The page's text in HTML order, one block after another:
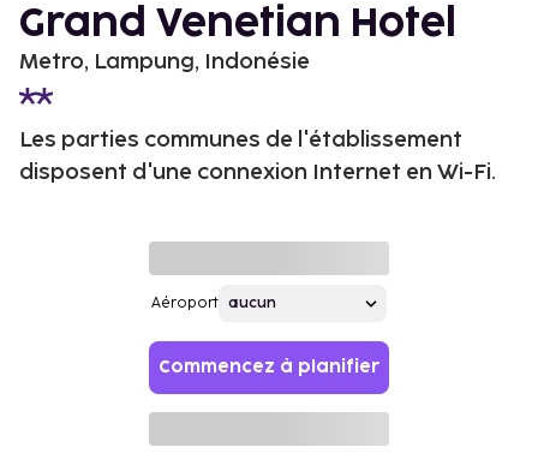
Grand Venetian Hotel
Metro, Lampung, Indonésie
Les parties communes de l'établissement
disposent d'une connexion Internet en Wi-Fi.
Aéroport
Commencez à planifier